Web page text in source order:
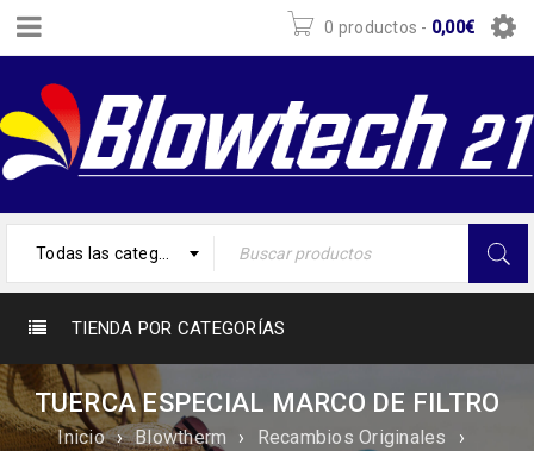
0 productos - 0,00€
Todas las categorías
TIENDA POR CATEGORÍAS
TUERCA ESPECIAL MARCO DE FILTRO
Inicio › Blowtherm › Recambios Originales
›